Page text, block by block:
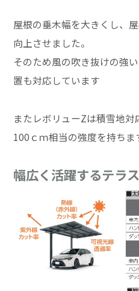
屋根の垂木幅を大きくし、
向上させました。
そのため風の吹き抜けの強
置も対応しています
またレボリューZは積雪地対
100ｃｍ相当の強度を持ちま
幅広く活躍するテラス